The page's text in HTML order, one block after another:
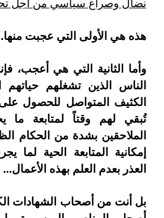
نضال وصراع سياسي من أجل
هذه هي الأولى التي عجبت منها.
وأما الثانية التي هي أعجب،
الناس الذين تشغلهم حياتهم
الكثيف المتواصل للحصول
تُبقي لهم وقتاً لمتابعة
الملاحقين بشدة من الحكام
إمكانية المتابعة الحية لما
العذر بعدم العلم بهذه الأعمال...
بل أنت من أصحاب الشهادات